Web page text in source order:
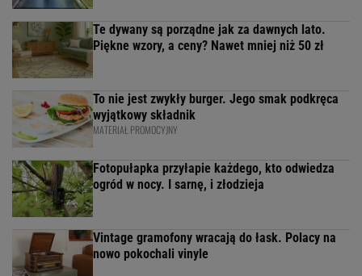
Te dywany są porządne jak za dawnych lato.
Piękne wzory, a ceny? Nawet mniej niż 50 zł
To nie jest zwykły burger. Jego smak podkręca
wyjątkowy składnik
MATERIAŁ PROMOCYJNY
Fotopułapka przyłapie każdego, kto odwiedza
ogród w nocy. I sarnę, i złodzieja
Vintage gramofony wracają do łask. Polacy na
nowo pokochali vinyle